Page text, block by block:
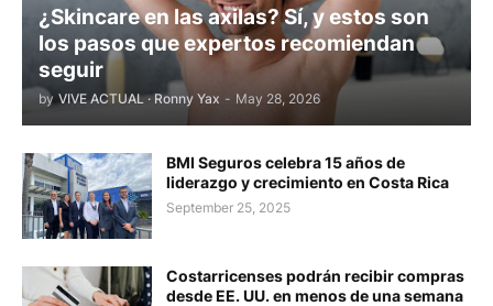
¿Skincare en las axilas? Sí, y estos son
los pasos que expertos recomiendan
seguir
by VIVE ACTUAL · Ronny Yax - May 28, 2026
BMI Seguros celebra 15 años de
liderazgo y crecimiento en Costa Rica
September 25, 2025
Costarricenses podrán recibir compras
desde EE. UU. en menos de una semana